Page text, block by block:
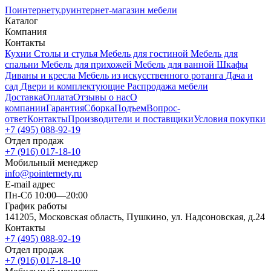
Поинтернету.руинтернет-магазин мебели
Каталог
Компания
Контакты
Кухни Столы и стулья Мебель для гостиной Мебель для
спальни Мебель для прихожей Мебель для ванной Шкафы
Диваны и кресла Мебель из искусственного ротанга Дача и
сад Двери и комплектующие Распродажа мебели
ДоставкаОплатаОтзывы о насО
компанииГарантияСборкаПодъемВопрос-
ответКонтактыПроизводители и поставщикиУсловия покупки
+7 (495) 088-92-19
Отдел продаж
+7 (916) 017-18-10
Мобильный менеджер
info@pointernety.ru
E-mail адрес
Пн-Сб 10:00—20:00
График работы
141205, Московская область, Пушкино, ул. Надсоновская, д.24
Контакты
+7 (495) 088-92-19
Отдел продаж
+7 (916) 017-18-10